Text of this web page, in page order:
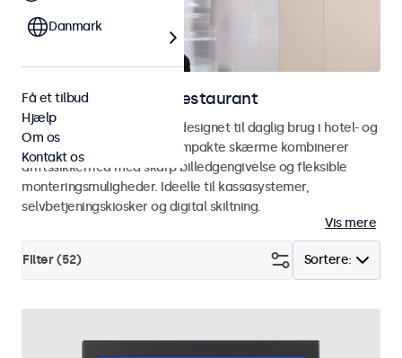
Skærme til hotel og restaurant
Skærme og touchskærme designet til daglig brug i hotel- og
restaurantbranchen. De kompakte skærme kombinerer
driftssikkerhed med skarp billedgengivelse og fleksible
monteringsmuligheder. Ideelle til kassasystemer,
selvbetjeningskiosker og digital skiltning.
Vis mere
Sortere:
Filter (52)
Danmark
Få et tilbud
Hjælp
Om os
Kontakt os